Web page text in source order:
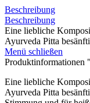
Beschreibung
Beschreibung
Eine liebliche
Ayurveda Pitta
Menü schließen
Produktinformationen
Eine liebliche
Ayurveda Pitta